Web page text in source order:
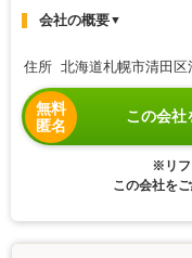
会社の概要▼
住所 北海道札幌市清田区
無料
匿名
この会社
※リフ
この会社を